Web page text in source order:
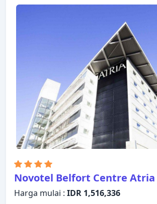
Novotel Belfort Centre Atria
Harga mulai : IDR 1,516,336